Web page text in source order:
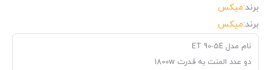
برند:میکس
برند:میکس
نام مدل ET 90-5E
دو عدد المنت به قدرت 1800w